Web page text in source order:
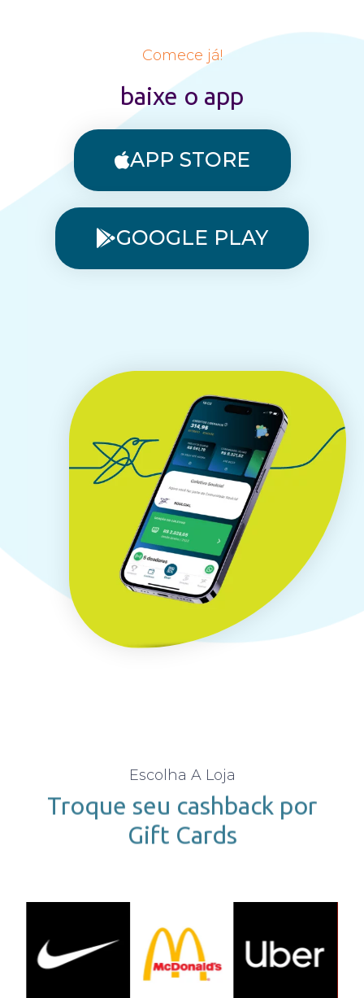
Comece já!
baixe o app
APP STORE
GOOGLE PLAY
Escolha A Loja
Troque seu cashback por
Gift Cards